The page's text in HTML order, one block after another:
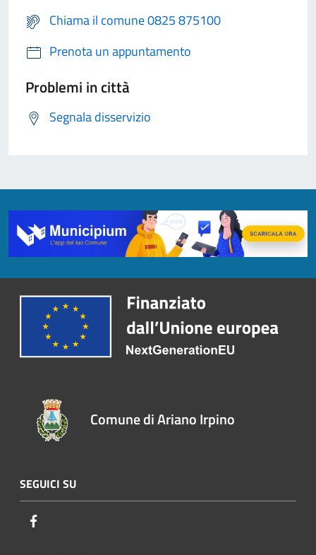
Chiama il comune 0825 875100
Prenota un appuntamento
Problemi in città
Segnala disservizio
Comune di Ariano Irpino
SEGUICI SU